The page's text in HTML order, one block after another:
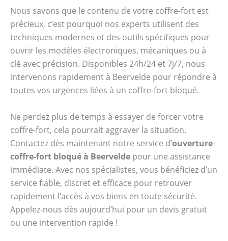
Nous savons que le contenu de votre coffre-fort est
précieux, c’est pourquoi nos experts utilisent des
techniques modernes et des outils spécifiques pour
ouvrir les modèles électroniques, mécaniques ou à
clé avec précision. Disponibles 24h/24 et 7j/7, nous
intervenons rapidement à Beervelde pour répondre à
toutes vos urgences liées à un coffre-fort bloqué.
Ne perdez plus de temps à essayer de forcer votre
coffre-fort, cela pourrait aggraver la situation.
Contactez dès maintenant notre service d’ouverture
coffre-fort bloqué à Beervelde pour une assistance
immédiate. Avec nos spécialistes, vous bénéficiez d’un
service fiable, discret et efficace pour retrouver
rapidement l’accès à vos biens en toute sécurité.
Appelez-nous dès aujourd’hui pour un devis gratuit
ou une intervention rapide !